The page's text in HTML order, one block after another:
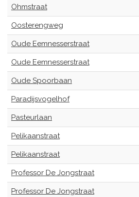
Ohmstraat
Oosterengweg
Oude Eemnesserstraat
Oude Eemnesserstraat
Oude Spoorbaan
Paradijsvogelhof
Pasteurlaan
Pelikaanstraat
Pelikaanstraat
Professor De Jongstraat
Professor De Jongstraat